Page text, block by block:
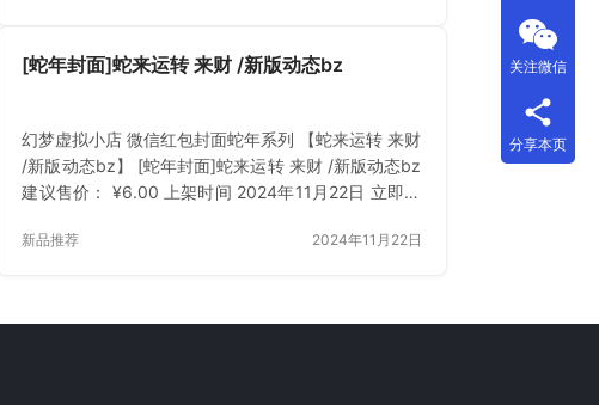
[蛇年封面]蛇来运转 来财 /新版动态bz
幻梦虚拟小店 微信红包封面蛇年系列 【蛇来运转 来财
/新版动态bz】 [蛇年封面]蛇来运转 来财 /新版动态bz
建议售价： ¥6.00 上架时间 2024年11月22日 立即下
新品推荐 2024年11月22日
关注微信
分享本页